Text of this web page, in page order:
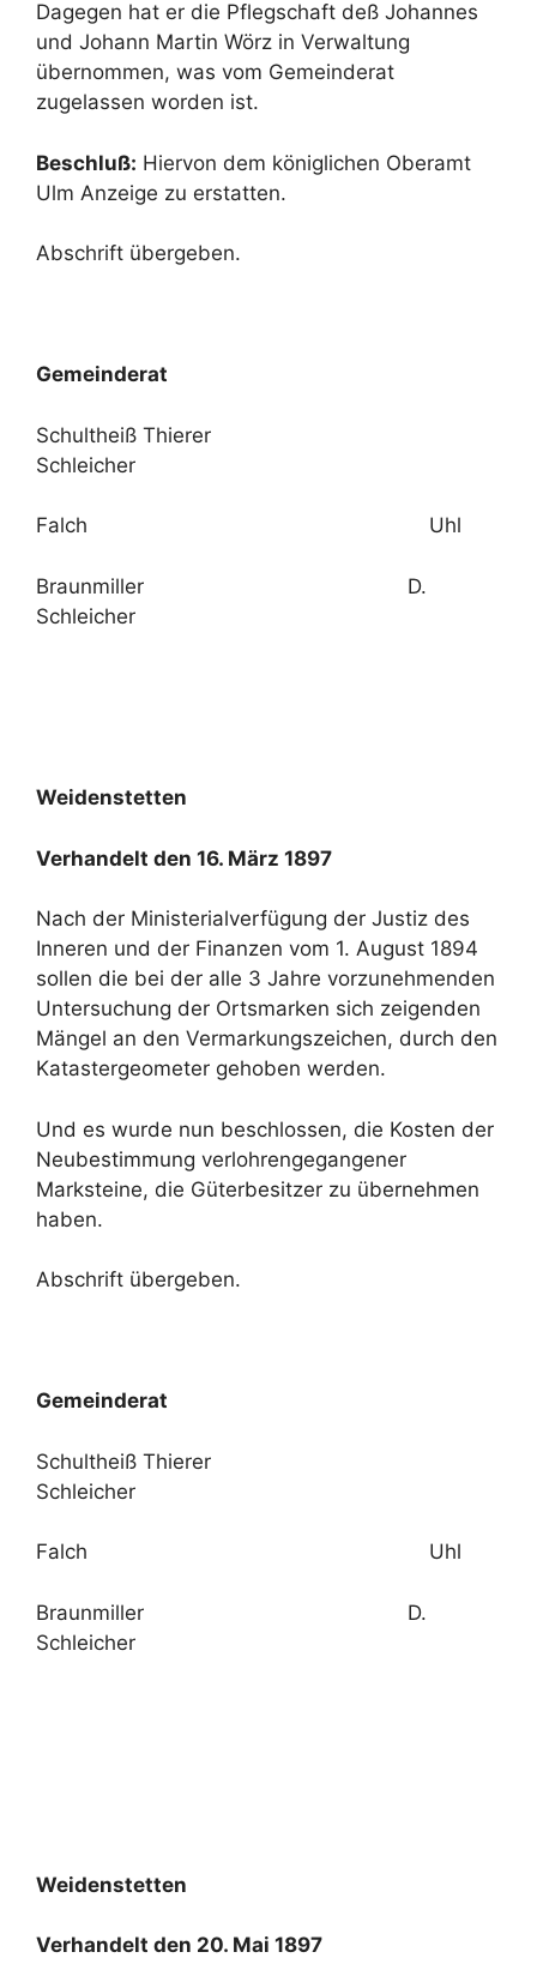
Dagegen hat er die Pflegschaft deß Johannes
und Johann Martin Wörz in Verwaltung
übernommen, was vom Gemeinderat
zugelassen worden ist.
Beschluß: Hiervon dem königlichen Oberamt
Ulm Anzeige zu erstatten.
Abschrift übergeben.
Gemeinderat
Schultheiß Thierer
Schleicher
Falch Uhl
Braunmiller D.
Schleicher
Weidenstetten
Verhandelt den 16. März 1897
Nach der Ministerialverfügung der Justiz des
Inneren und der Finanzen vom 1. August 1894
sollen die bei der alle 3 Jahre vorzunehmenden
Untersuchung der Ortsmarken sich zeigenden
Mängel an den Vermarkungszeichen, durch den
Katastergeometer gehoben werden.
Und es wurde nun beschlossen, die Kosten der
Neubestimmung verlohrengegangener
Marksteine, die Güterbesitzer zu übernehmen
haben.
Abschrift übergeben.
Gemeinderat
Schultheiß Thierer
Schleicher
Falch Uhl
Braunmiller D.
Schleicher
Weidenstetten
Verhandelt den 20. Mai 1897